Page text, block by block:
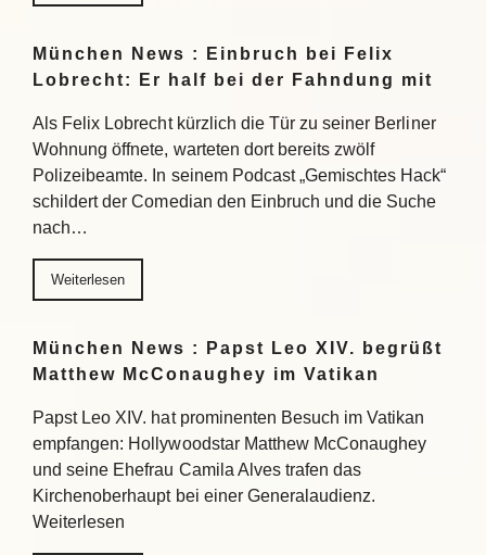
München News : Einbruch bei Felix
Lobrecht: Er half bei der Fahndung mit
Als Felix Lobrecht kürzlich die Tür zu seiner Berliner
Wohnung öffnete, warteten dort bereits zwölf
Polizeibeamte. In seinem Podcast „Gemischtes Hack“
schildert der Comedian den Einbruch und die Suche
nach…
Weiterlesen
München News : Papst Leo XIV. begrüßt
Matthew McConaughey im Vatikan
Papst Leo XIV. hat prominenten Besuch im Vatikan
empfangen: Hollywoodstar Matthew McConaughey
und seine Ehefrau Camila Alves trafen das
Kirchenoberhaupt bei einer Generalaudienz.
Weiterlesen